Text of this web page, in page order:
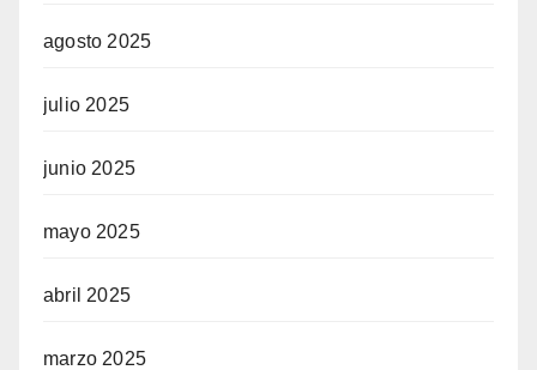
agosto 2025
julio 2025
junio 2025
mayo 2025
abril 2025
marzo 2025